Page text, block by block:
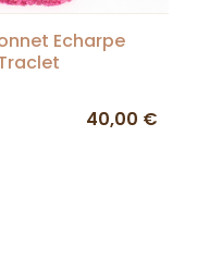
Echarpe
40,00 €